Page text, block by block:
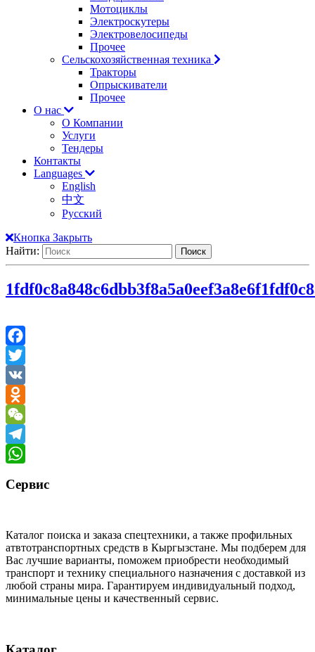
Мотоциклы
Электроскутеры
Электровелосипеды
Прочее
Сельскохозяйственная техника
Тракторы
Опрыскиватели
Прочее
О нас
О Компании
Услуги
Тендеры
Контакты
Languages
English
中文
Русский
Кнопка Закрыть
Найти:
1fdf0c8a848c6dbb3f8a5a0eef3a8e6f
Facebook
Twitter
VK
Odnoklassniki
WeChat
Telegram
Сервис
Каталог поиска и заказа спецтехники, а также профильных
атвтотранспортных средств в Кыргызстане. Мы подберем для
Вас лучшие варианты, поможем приобрести необходимый
транспорт и технику специального назначения с доставкой из
любой страны мира. Гарантируем индивидуальный подход,
минимальные цены и качественный сервис.